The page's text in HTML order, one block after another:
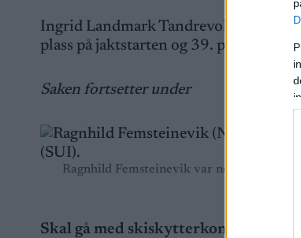
Ingrid Landmark Tandrevold har hatt
plass på jaktstarten og 39. plass på
Saken fortsetter under
Ragnhild Femsteinevik var nest best av
Skal gå med skiskytterkongen